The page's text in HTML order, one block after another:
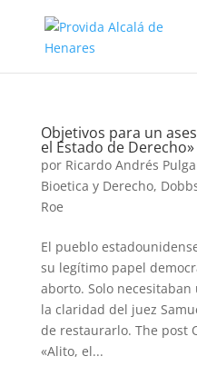
Objetivos para un
el Estado de Derecho»
por Ricardo Andrés
Bioetica y Derecho,
Roe
El pueblo
su legítimo papel
aborto. Solo
la claridad del juez
de restaurarlo. The post
«Alito, el...